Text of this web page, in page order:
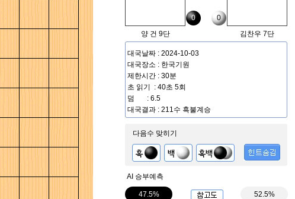
0
0
양 건 9단
김찬우 7단
대국날짜 : 2024-10-03
대국장소 : 한국기원
제한시간 : 30분
초 읽기 : 40초 5회
덤 : 6.5
대국결과 : 211수 흑불계승
다음수 맞히기
AI 승부예측
47.5% 52.5%